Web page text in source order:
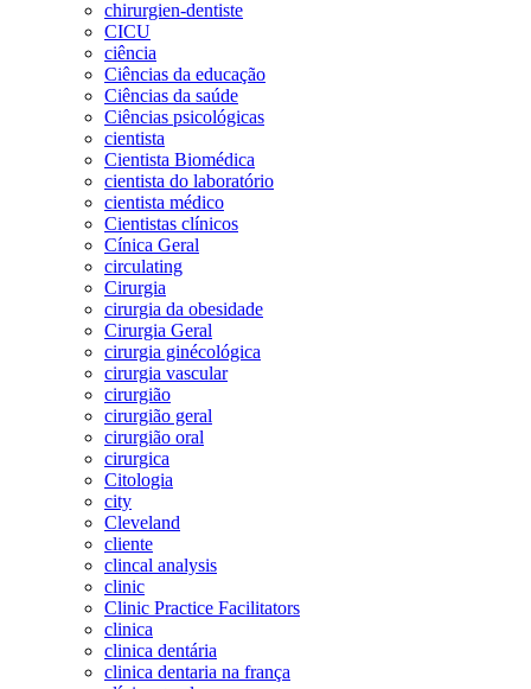
chirurgien-dentiste
CICU
ciência
Ciências da educação
Ciências da saúde
Ciências psicológicas
cientista
Cientista Biomédica
cientista do laboratório
cientista médico
Cientistas clínicos
Cínica Geral
circulating
Cirurgia
cirurgia da obesidade
Cirurgia Geral
cirurgia ginécológica
cirurgia vascular
cirurgião
cirurgião geral
cirurgião oral
cirurgica
Citologia
city
Cleveland
cliente
clincal analysis
clinic
Clinic Practice Facilitators
clinica
clinica dentária
clinica dentaria na frança